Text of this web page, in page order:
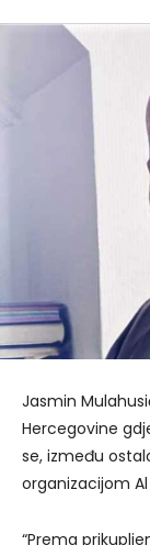
Jasmin
Hercegovine
se, između
organizacijom Al
“Prema